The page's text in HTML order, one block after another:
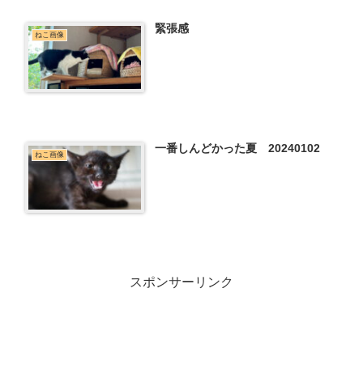
ねこ画像 緊張感
ねこ画像 一番しんどかった夏 20240102
スポンサーリンク